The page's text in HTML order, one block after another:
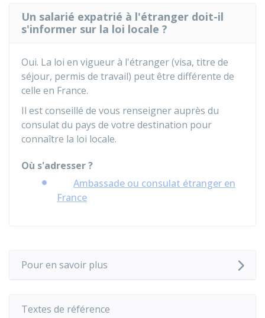
Un salarié expatrié à l'étranger doit-il
s'informer sur la loi locale ?
Oui. La loi en vigueur à l'étranger (visa, titre de
séjour, permis de travail) peut être différente de
celle en France.
Il est conseillé de vous renseigner auprès du
consulat du pays de votre destination pour
connaître la loi locale.
Où s'adresser ?
Ambassade ou consulat étranger en
France
Pour en savoir plus
Textes de référence